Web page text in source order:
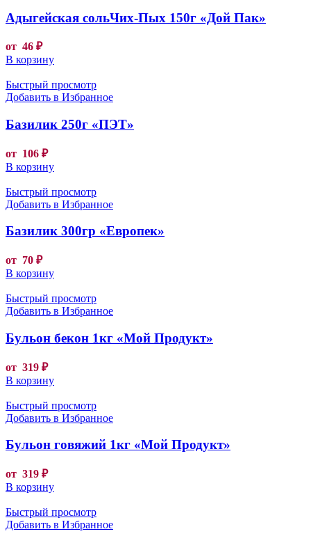
Адыгейская сольЧих-Пых 150г «Дой Пак»
от 46 ₽
В корзину
Быстрый просмотр
Добавить в Избранное
Базилик 250г «ПЭТ»
от 106 ₽
В корзину
Быстрый просмотр
Добавить в Избранное
Базилик 300гр «Европек»
от 70 ₽
В корзину
Быстрый просмотр
Добавить в Избранное
Бульон бекон 1кг «Мой Продукт»
от 319 ₽
В корзину
Быстрый просмотр
Добавить в Избранное
Бульон говяжий 1кг «Мой Продукт»
от 319 ₽
В корзину
Быстрый просмотр
Добавить в Избранное